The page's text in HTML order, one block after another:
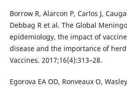
Borrow R, Alarcon P, Carlos J,
Debbag R et al. The Global
epidemiology, the impact of
disease and the importance of
Vaccines. 2017;16(4):313–28.
Egorova EA OD, Ronveaux O,